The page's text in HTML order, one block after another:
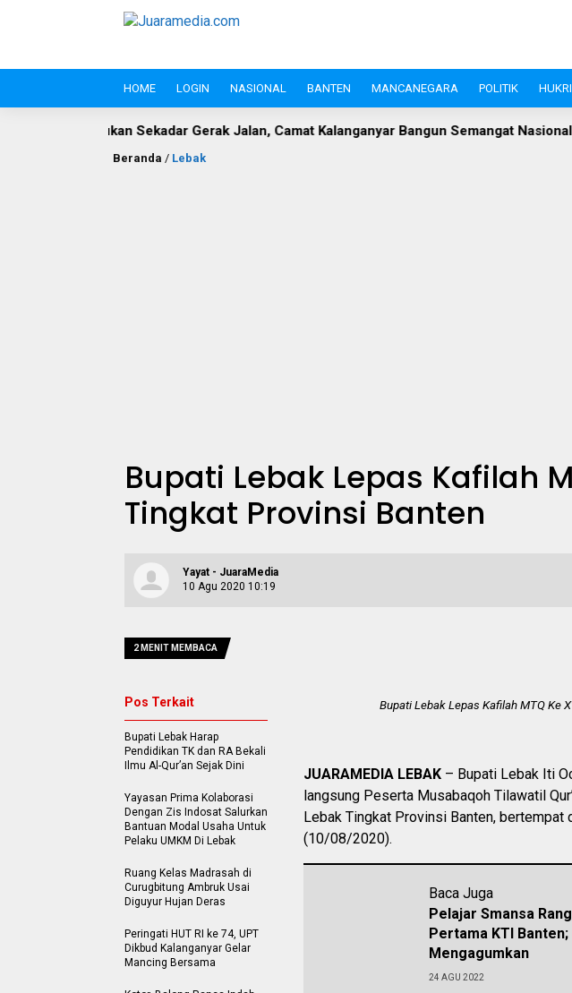
HOME LOGIN NASIONAL BANTEN MANCANEGARA POLITIK
Sekadar Gerak Jalan, Camat Kalanganyar Bangun Semangat Nasionalisme Pelajar
Beranda / Lebak
Bupati Lebak Lepas Kafilah
Tingkat Provinsi Banten
Yayat - JuaraMedia
10 Agu 2020 10:19
2 MENIT MEMBACA
Bupati Lebak Lepas Kafilah MTQ Ke
JUARAMEDIA LEBAK – Bupati Lebak Iti
langsung Peserta Musabaqoh Tilawatil
Lebak Tingkat Provinsi Banten, bertempat
(10/08/2020).
Baca Juga
Pelajar Smansa
Pertama KTI Banten;
Mengagumkan
24 AGU 2022
Pos Terkait
Bupati Lebak Harap
Pendidikan TK dan RA Bekali
Ilmu Al-Qur’an Sejak Dini
Yayasan Prima Kolaborasi
Dengan Zis Indosat Salurkan
Bantuan Modal Usaha Untuk
Pelaku UMKM Di Lebak
Ruang Kelas Madrasah di
Curugbitung Ambruk Usai
Diguyur Hujan Deras
Peringati HUT RI ke 74, UPT
Dikbud Kalanganyar Gelar
Mancing Bersama